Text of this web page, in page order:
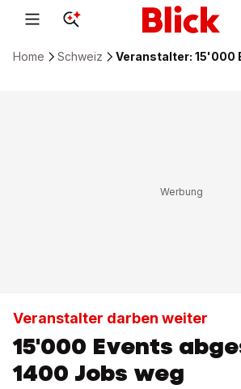
Home Schweiz Veranstalter: 15'000
Veranstalter darben weiter
15'000 Events
1400 Jobs weg